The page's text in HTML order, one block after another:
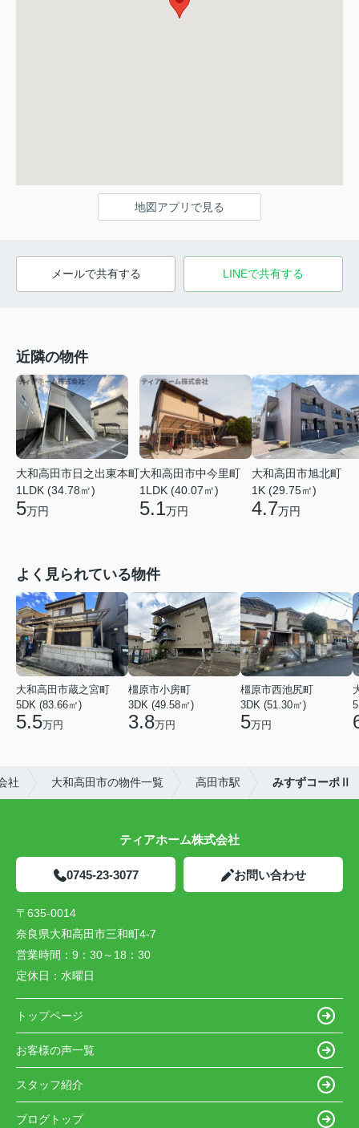
地図アプリで見る
メールで共有する LINEで共有する
近隣の物件
大和高田市日之出東本町
1LDK (34.78㎡)
5万円
大和高田市中今里町
1LDK (40.07㎡)
5.1万円
大和高田市旭北町
1K (29.75㎡)
4.7万円
よく見られている物件
大和高田市蔵之宮町
5DK (83.66㎡)
5.5万円
橿原市小房町
3DK (49.58㎡)
3.8万円
橿原市西池尻町
3DK (51.30㎡)
5万円
社 大和高田市の物件一覧 高田市駅 みすずコーポⅡ
ティアホーム株式会社
0745-23-3077 お問い合わせ
〒635-0014
奈良県大和高田市三和町4-7
営業時間： 9：30～18：30
定休日： 水曜日
トップページ
お客様の声一覧
スタッフ紹介
ブログトップ